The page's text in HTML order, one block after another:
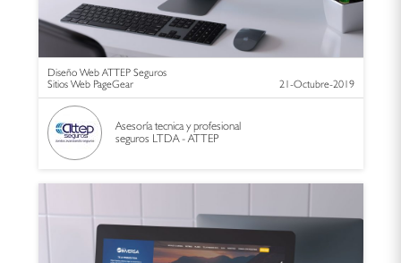
Diseño Web ATTEP Seguros
Sitios Web PageGear
21-Octubre-2019
Asesoría tecnica y profesional
seguros LTDA - ATTEP